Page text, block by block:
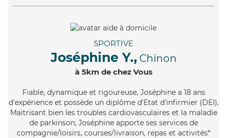
SPORTIVE
Joséphine Y., Chinon
à 5km de chez Vous
Fiable, dynamique et rigoureuse, Joséphine a 18 ans
d'expérience et possède un diplôme d'Etat d'infirmier (DEI).
Maitrisant bien les troubles cardiovasculaires et la maladie
de parkinson, Joséphine apporte ses services de
compagnie/loisirs, courses/livraison, repas et activités*